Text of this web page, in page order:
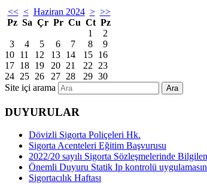
<< < Haziran 2024 > >>
Pz Sa Çr Pr Cu Ct Pz
1
2
3
4 5 6 7 8
9
10 11 12 13 14 15 16
17 18 19 20 21 22
23
24 25 26 27 28 29 30
Site içi arama
Ara
DUYURULAR
Dövizli Sigorta Poliçeleri Hk.
Sigorta Acenteleri Eğitim Başvurusu
2022/20 sayılı Sigorta Sözleşmelerinde
Önemli Duyuru Statik Ip kontrolü
Sigortacılık Haftası